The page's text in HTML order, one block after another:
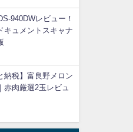
940DWレビュー！
キュメントスキャナ
納税】富良野メロン
赤肉厳選2玉レビュ